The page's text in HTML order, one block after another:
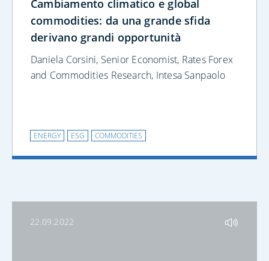
Cambiamento climatico e global
commodities: da una grande sfida
derivano grandi opportunità
Daniela Corsini, Senior Economist, Rates Forex
and Commodities Research, Intesa Sanpaolo
ENERGY ESG COMMODITIES
22.09.2022